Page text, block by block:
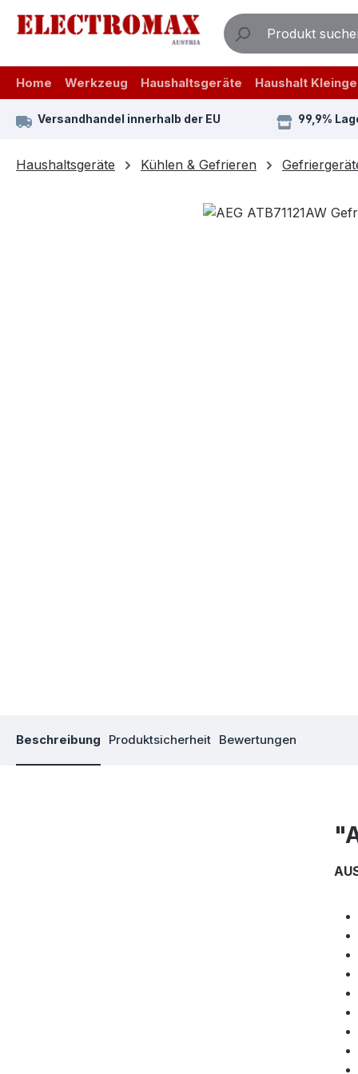
Hauptinhalt springen
Zur Suche springen
Zur Hauptnavigation springen
Home Werkzeug Haushaltsgeräte Haushalt
Versandhandel innerhalb der EU 99,9%
Haushaltsgeräte Kühlen & Gefrieren
Beschreibung Produktsicherheit Bewertungen